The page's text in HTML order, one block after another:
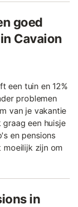
goed
Cavaion
een tuin en 12%
problemen
van je vakantie
een huisje
en pensions
moeilijk zijn om
in